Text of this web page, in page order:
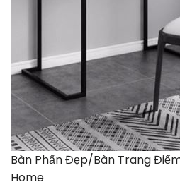
Bàn Phấn Đẹp/Bàn Trang
Home